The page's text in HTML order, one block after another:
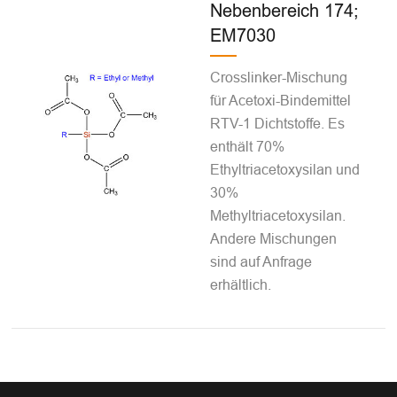
Nebenbereich 174;
EM7030
Crosslinker-Mischung
für Acetoxi-Bindemittel
RTV-1 Dichtstoffe. Es
enthält 70%
Ethyltriacetoxysilan und
30%
Methyltriacetoxysilan.
Andere Mischungen
sind auf Anfrage
erhältlich.